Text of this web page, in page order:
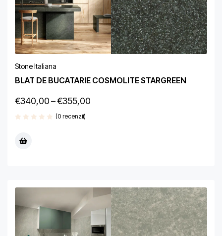
Stone Italiana
BLAT DE BUCATARIE COSMOLITE STARGREEN
€340,00–€355,00
(0 recenzii)